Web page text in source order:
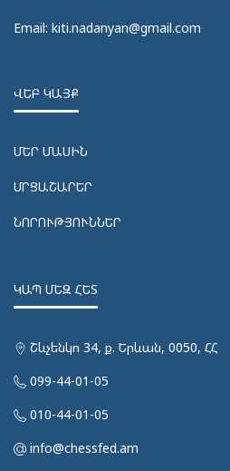
Email: kiti.nadanyan@gmail.com
ՎԵԲ ԿԱՅՔ
ՄԵՐ ՄԱՍԻՆ
ՄՐՑԱՇԱՐԵՐ
ՆՈՐՈՒԹՅՈՒՆՆԵՐ
ԿԱՊ ՄԵԶ ՀԵՏ
Շևչենկո 34, ք. Երևան, 0050, ՀՀ
099-44-01-05
010-44-01-05
info@chessfed.am